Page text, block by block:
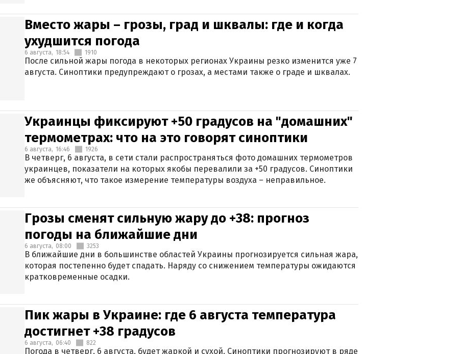
Вместо жары – грозы, град и шквалы: где и когда
ухудшится погода
6 августа, 18:54 1910
После сильной жары погода в некоторых регионах Украины резко изменится уже 7
августа. Синоптики предупреждают о грозах, а местами также о граде и шквалах.
Украинцы фиксируют +50 градусов на "домашних"
термометрах: что на это говорят синоптики
6 августа, 16:46 1926
В четверг, 6 августа, в сети стали распространяться фото домашних термометров
украинцев, показатели на которых якобы перевалили за +50 градусов. Синоптики
же объясняют, что такое измерение температуры воздуха – неправильное.
Грозы сменят сильную жару до +38: прогноз
погоды на ближайшие дни
6 августа, 08:00 3253
В ближайшие дни в большинстве областей Украины прогнозируется сильная жара,
которая постепенно будет спадать. Наряду со снижением температуры ожидаются
кратковременные осадки.
Пик жары в Украине: где 6 августа температура
достигнет +38 градусов
6 августа, 06:40 822
Погода в четверг, 6 августа, будет жаркой и сухой. Синоптики прогнозируют в ряде